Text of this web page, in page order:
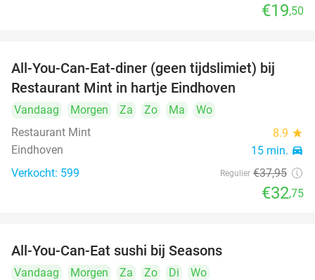
€19,50
14%
All-You-Can-Eat-diner (geen tijdslimiet) bij
Restaurant Mint in hartje Eindhoven
Vandaag Morgen Za Zo Ma
Wo
Restaurant Mint
8.9 star
Eindhoven 15 min. directions_car
Verkocht: 599 Regulier €37,95
€32,75
All-You-Can-Eat sushi bij Seasons
Vandaag Morgen Za Zo Di
Wo